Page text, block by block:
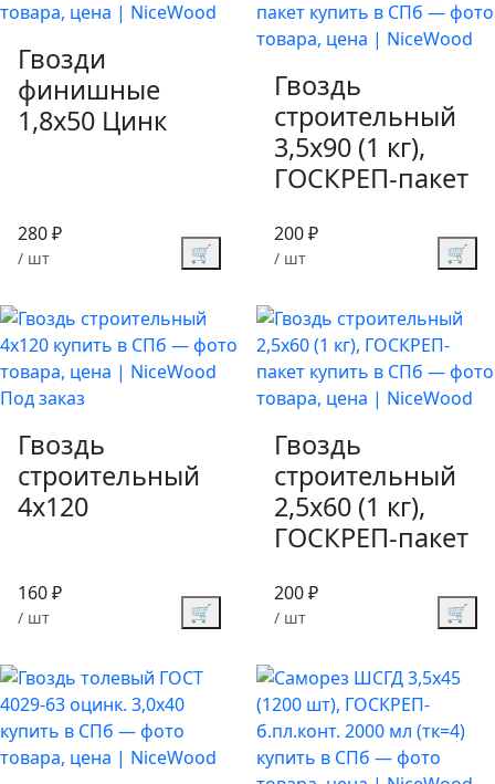
Гвозди
финишные
1,8х50 Цинк
280 ₽
/ шт 🛒
Гвоздь
строительный
3,5х90 (1 кг),
ГОСКРЕП-пакет
200 ₽
/ шт 🛒
Под заказ
Гвоздь
строительный
4х120
160 ₽
/ шт 🛒
Гвоздь
строительный
2,5х60 (1 кг),
ГОСКРЕП-пакет
200 ₽
/ шт 🛒